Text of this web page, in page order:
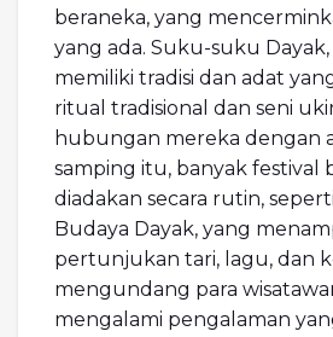
beraneka, yang
yang ada. Suku-suku Dayak,
memiliki tradisi dan adat
ritual tradisional dan seni
hubungan mereka dengan
samping itu, banyak festival
diadakan secara rutin,
Budaya Dayak, yang
pertunjukan tari, lagu, dan
mengundang para
mengalami pengalaman